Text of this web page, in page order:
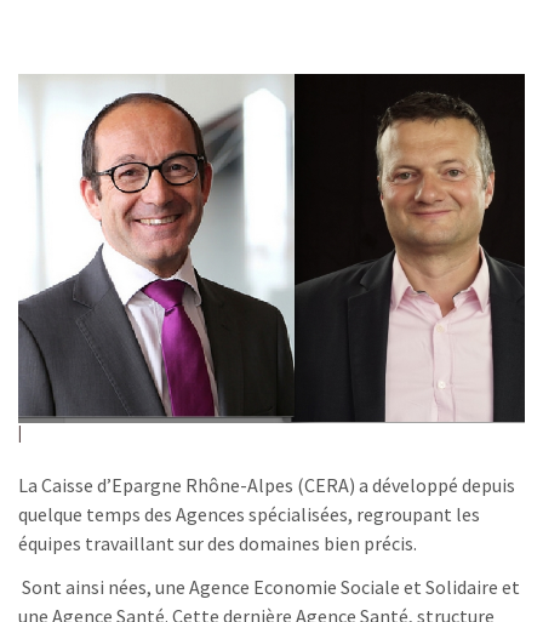
La Caisse d’Epargne Rhône-Alpes (CERA) a développé depuis
quelque temps des Agences spécialisées, regroupant les
équipes travaillant sur des domaines bien précis.
Sont ainsi nées, une Agence Economie Sociale et Solidaire et
une Agence Santé. Cette dernière Agence Santé, structure